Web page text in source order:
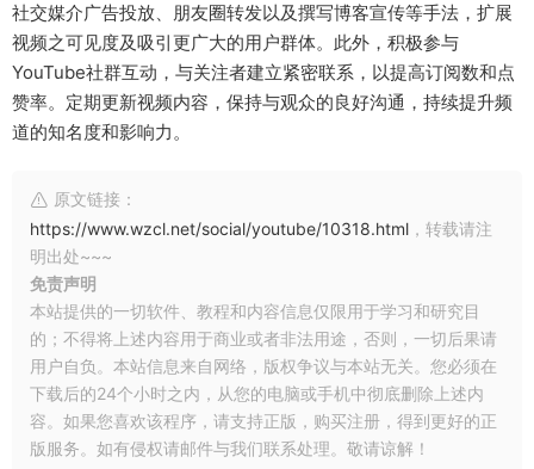
社交媒介广告投放、朋友圈转发以及撰写博客宣传等手法，扩展
视频之可见度及吸引更广大的用户群体。此外，积极参与
YouTube社群互动，与关注者建立紧密联系，以提高订阅数和点
赞率。定期更新视频内容，保持与观众的良好沟通，持续提升频
道的知名度和影响力。
原文链接：
https://www.wzcl.net/social/youtube/10318.html ，转载请注
明出处~~~
免责声明
本站提供的一切软件、教程和内容信息仅限用于学习和研究目
的；不得将上述内容用于商业或者非法用途，否则，一切后果请
用户自负。本站信息来自网络，版权争议与本站无关。您必须在
下载后的24个小时之内，从您的电脑或手机中彻底删除上述内
容。如果您喜欢该程序，请支持正版，购买注册，得到更好的正
版服务。如有侵权请邮件与我们联系处理。敬请谅解！